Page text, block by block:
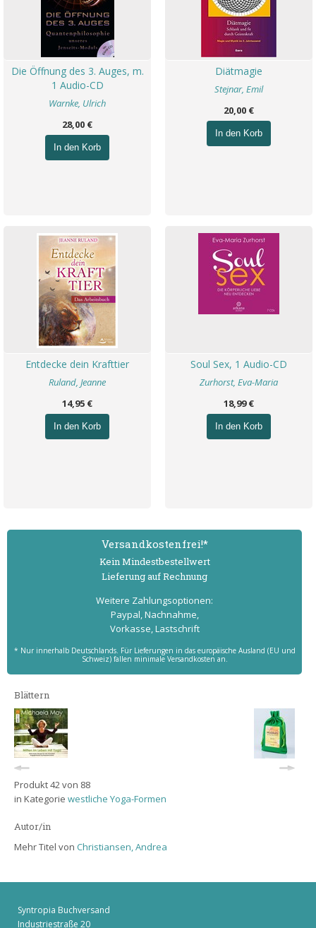
Die Öffnung des 3. Auges, m.
1 Audio-CD
Warnke, Ulrich
28,00 €
In den Korb
Diätmagie
Stejnar, Emil
20,00 €
In den Korb
Entdecke dein Krafttier
Ruland, Jeanne
14,95 €
In den Korb
Soul Sex, 1 Audio-CD
Zurhorst, Eva-Maria
18,99 €
In den Korb
Versand­kostenfrei!*
Kein Mindest­bestell­wert
Lieferung auf Rechnung
Weitere Zahlungs­optionen:
Paypal, Nachnahme,
Vorkasse, Lastschrift
* Nur innerhalb Deutschlands. Für Lieferungen in das europäische Ausland (EU und
Schweiz) fallen minimale Versandkosten an.
Blättern
Produkt 42 von 88
in Kategorie westliche Yoga-Formen
Autor/in
Mehr Titel von Christiansen, Andrea
Syntropia Buchversand
Industriestraße 20